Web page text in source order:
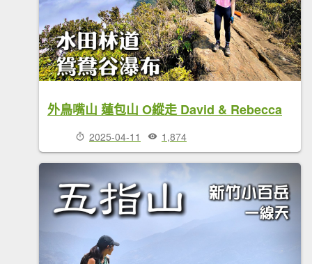
外鳥嘴山 蓮包山 O縱走 David & Rebecca
2025-04-11 1,874